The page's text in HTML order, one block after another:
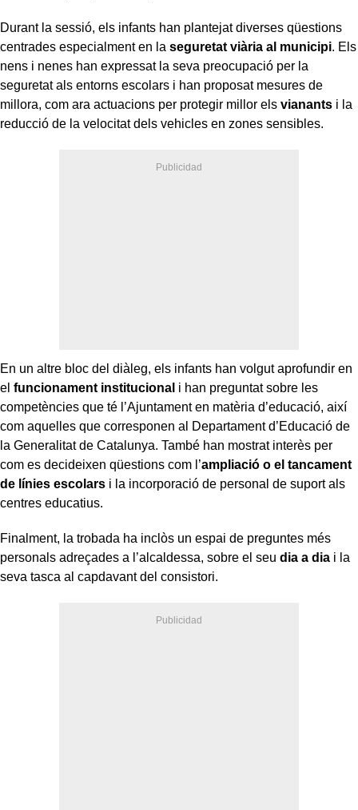
Durant la sessió, els infants han plantejat diverses qüestions
centrades especialment en la seguretat viària al municipi. Els
nens i nenes han expressat la seva preocupació per la
seguretat als entorns escolars i han proposat mesures de
millora, com ara actuacions per protegir millor els vianants i la
reducció de la velocitat dels vehicles en zones sensibles.
En un altre bloc del diàleg, els infants han volgut aprofundir en
el funcionament institucional i han preguntat sobre les
competències que té l’Ajuntament en matèria d’educació, així
com aquelles que corresponen al Departament d’Educació de
la Generalitat de Catalunya. També han mostrat interès per
com es decideixen qüestions com l’ampliació o el tancament
de línies escolars i la incorporació de personal de suport als
centres educatius.
Finalment, la trobada ha inclòs un espai de preguntes més
personals adreçades a l’alcaldessa, sobre el seu dia a dia i la
seva tasca al capdavant del consistori.